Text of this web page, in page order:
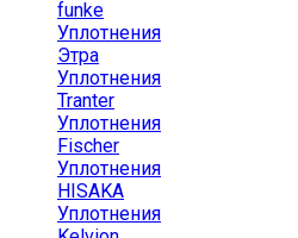
funke
Уплотнения
Этра
Уплотнения
Tranter
Уплотнения
Fischer
Уплотнения
HISAKA
Уплотнения